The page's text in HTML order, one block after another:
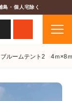
・個人宅除く
ブルームテント2 4ｍ×8